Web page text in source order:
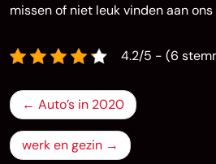
missen of niet leuk vinden aan
4.2/5 - (6
Bericht
navigatie
Auto’s in 2020
werk en gezin